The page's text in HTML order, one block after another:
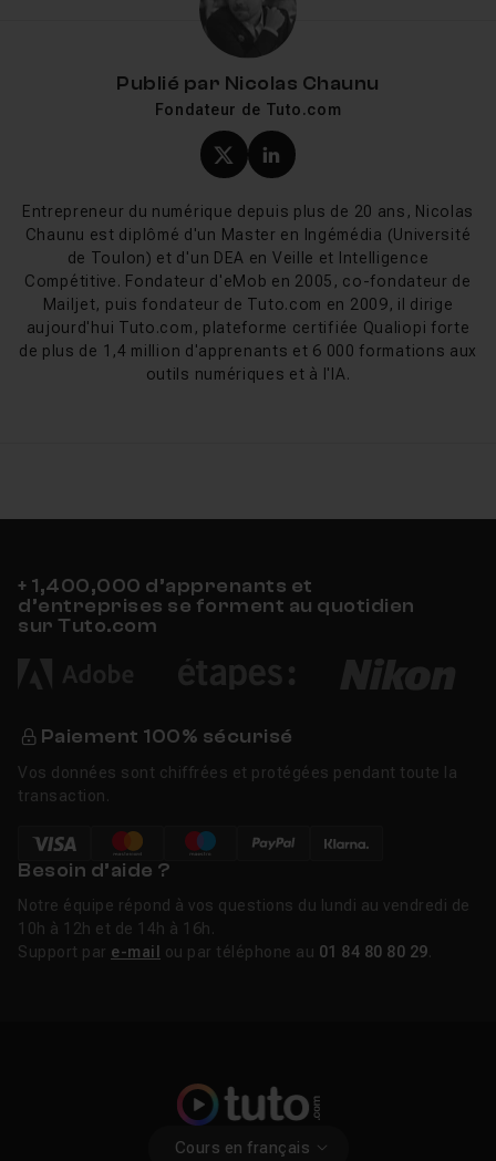
favorisant une connexion émotionnelle avec le public.
After Effects
offrent aux designers la flexibilité et les outils
nécessaires pour animer des logos de manière créative,
en intégrant des effets, des transitions, et des
mouvements fluides qui captivent et retiennent
l'attention.
Formations Animation de Logo
sur Tuto.com
Tuto.com est votre allié pourmaîtriser l'art de
l'animation de logo. Nos formations sont
nécessaires pour créer des animations de logo
professionnelles. Apprenez des techniques de pointe et
des astuces créatives auprès d'experts reconnus dans
Liens utiles
Tutos Animation logo gratuits
Publié par Nicolas Chaunu
Fondateur de Tuto.com
Profil X (twitter) de
Profil LinkedIn de
Entrepreneur du numérique depuis plus de 20 ans, Nicolas
Chaunu est diplômé d'un Master en Ingémédia (Université
de Toulon) et d'un DEA en Veille et Intelligence
Compétitive. Fondateur d'eMob en 2005, co-fondateur de
Mailjet, puis fondateur de Tuto.com en 2009, il dirige
aujourd'hui Tuto.com, plateforme certifiée Qualiopi forte
de plus de 1,4 million d'apprenants et 6 000 formations aux
outils numériques et à l'IA.
+ 1,400,000 d’apprenants et
d’entreprises se forment au quotidien
sur Tuto.com
Paiement 100% sécurisé
Vos données sont chiffrées et protégées pendant toute la
transaction.
Besoin d’aide ?
Notre équipe répond à vos questions du lundi au vendredi de
10h à 12h et de 14h à 16h.
Support par e-mail ou par téléphone au 01 84 80 80 29
Cours en français